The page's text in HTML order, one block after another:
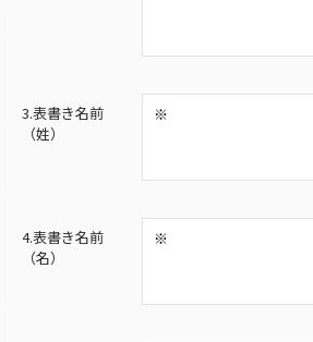
3.表書き名前
（姓）
4.表書き名前
（名）